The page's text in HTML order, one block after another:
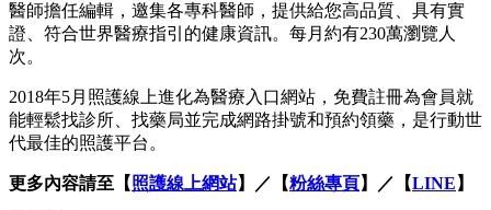
醫師擔任編輯，邀集各專科醫師，提供給您高品質、具有實
證、符合世界醫療指引的健康資訊。每月約有230萬瀏覽人
次。
2018年5月照護線上進化為醫療入口網站，免費註冊為會員就
能輕鬆找診所、找藥局並完成網路掛號和預約領藥，是行動世
代最佳的照護平台。
更多內容請至【照護線上網站】／【粉絲專頁】／【LINE 】